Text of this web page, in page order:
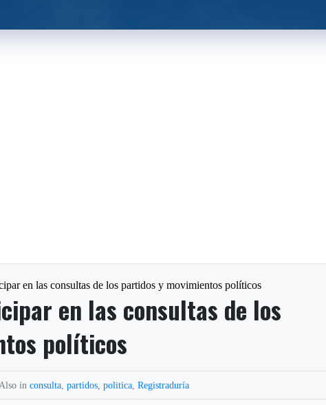
en las consultas de los partidos y movimientos políticos
en las consultas de los
políticos
Also inconsulta ,partidos ,politica ,Registraduría